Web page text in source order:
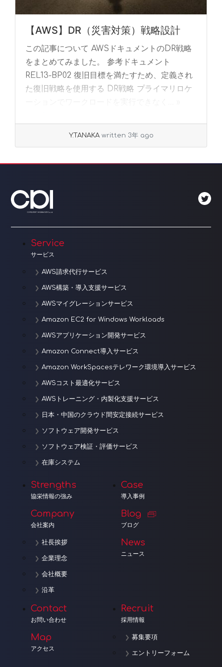
【AWS】DR（災害対策）戦略設計
この記事について AWSドキュメントのDR戦略
をまとめてみました。 参考ドキュメント
REL13-BP02 復旧目標を満たすため、定義され
た復旧戦略を使用する DR戦略 プライマリロケ
Y.TANAKA written 3年 ago
Service
サービス
AWS請求代行サービス
AWS構築・導入支援サービス
AWSマイグレーションサービス
Amazon EC2 for Windows Workloads
AWSアプリケーション開発サービス
Amazon Connect導入サービス
Amazon WorkSpacesテレワーク環境導入サービス
AWSコスト最適化サービス
AWSトレーニング・内製化支援サービス
日本・中国のクラウド間安定接続サービス
ソフトウェア開発サービス
ソフトウェア検証・評価サービス
在庫システム
Strengths
協栄情報の強み
Company
会社案内
社長挨拶
企業理念
会社概要
沿革
Case
導入事例
Blog
ブログ
News
ニュース
Contact
お問い合わせ
Map
アクセス
Recruit
採用情報
募集要項
エントリーフォーム